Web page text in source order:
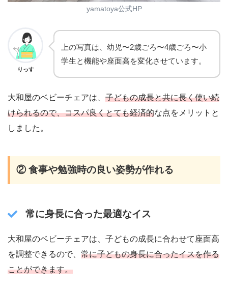
yamatoya公式HP
りっす
上の写真は、幼児〜2歳ごろ〜4歳ごろ〜小
学生と機能や座面高を変化させています。
大和屋のベビーチェアは、 子どもの成長と共に長く使い続
けられるので、コスパ良くとても経済的な点をメリットと
しました。
② 食事や勉強時の良い姿勢が作れる
常に身長に合った最適なイス
大和屋のベビーチェアは、子どもの成長に合わせて座面高
を調整できるので、 常に子どもの身長に合ったイスを作る
ことができます。